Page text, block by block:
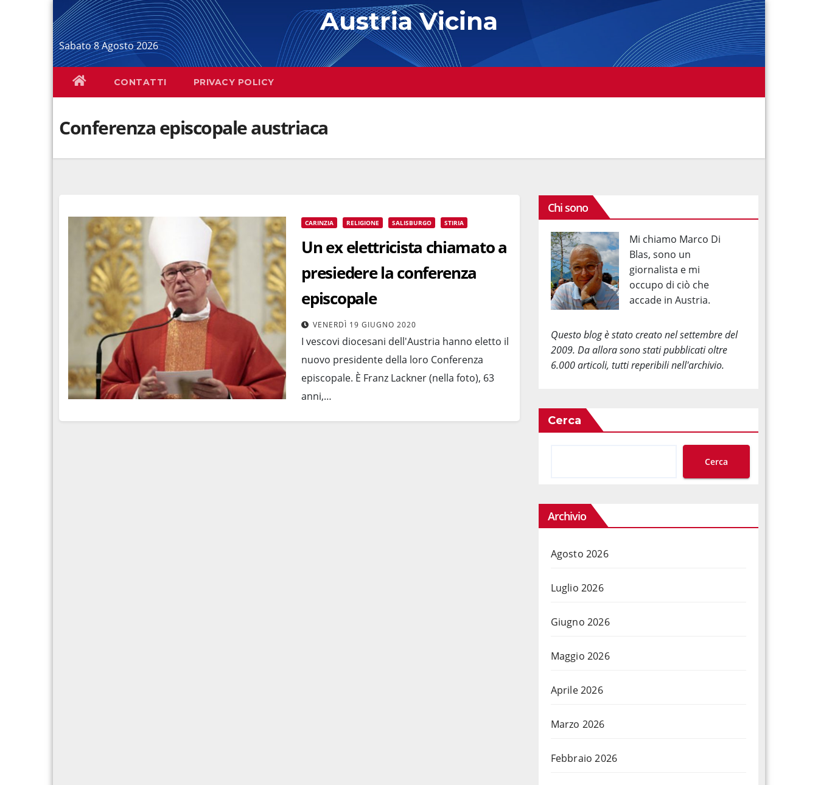
Salta
al
contenuto
Sabato 8 Agosto 2026
Austria Vicina
CONTATTI PRIVACY POLICY
Conferenza episcopale austriaca
CARINZIA RELIGIONE SALISBURGO STIRIA
Un ex elettricista chiamato a
presiedere la conferenza
episcopale
VENERDÌ 19 GIUGNO 2020
I vescovi diocesani dell'Austria hanno eletto il
nuovo presidente della loro Conferenza
episcopale. È Franz Lackner (nella foto), 63
anni,…
Chi sono
Mi chiamo Marco Di
Blas, sono un
giornalista e mi
occupo di ciò che
accade in Austria.
Questo blog è stato creato nel settembre del
2009. Da allora sono stati pubblicati oltre
6.000 articoli, tutti reperibili nell'archivio.
Cerca
Cerca
Archivio
Agosto 2026
Luglio 2026
Giugno 2026
Maggio 2026
Aprile 2026
Marzo 2026
Febbraio 2026